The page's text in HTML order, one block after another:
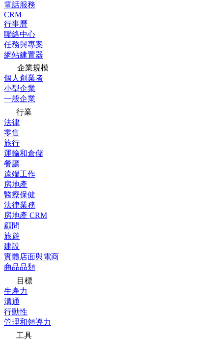
電話服務
CRM
行事曆
聯絡中心
任務與專案
網站建置器
企業規模
個人創業者
小型企業
一般企業
行業
法律
零售
旅行
運輸和倉儲
餐廳
遠端工作
房地產
醫療保健
法律業務
房地產 CRM
顧問
旅遊
建設
實體店面與電商
商品品類
目標
生產力
溝通
行動性
管理和領導力
工具